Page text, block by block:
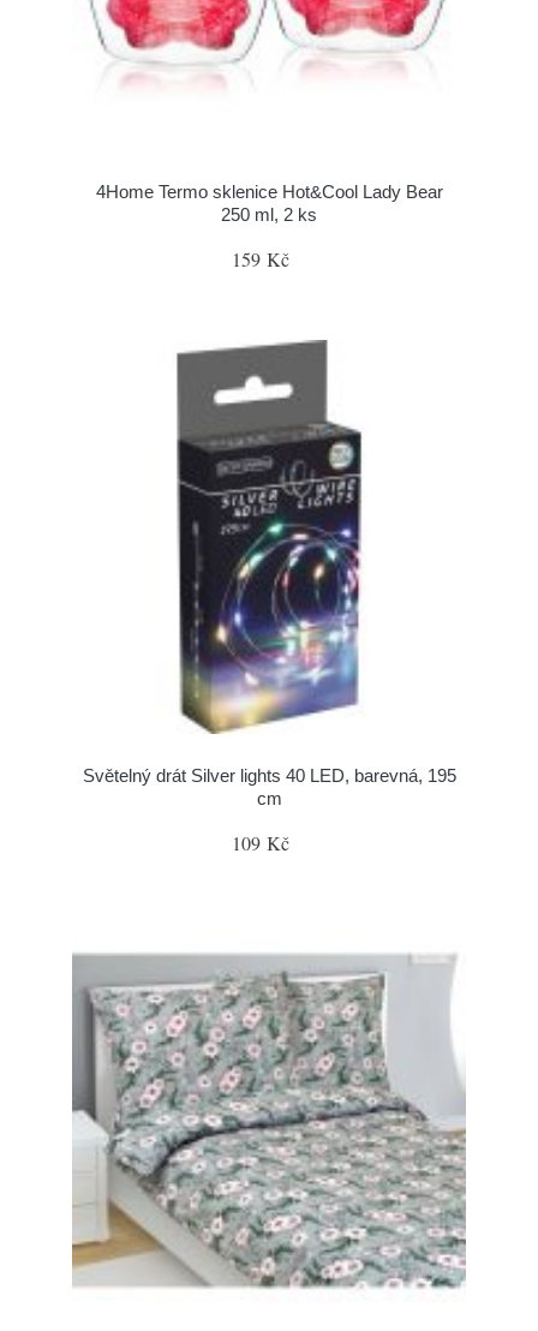
4Home Termo sklenice Hot&Cool Lady Bear
250 ml, 2 ks
159 Kč
Světelný drát Silver lights 40 LED, barevná, 195
cm
109 Kč